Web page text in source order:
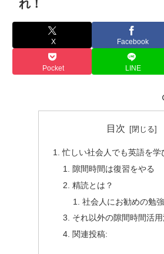
れ！
X Facebook
Pocket LINE
目次
忙しい社会人でも英語を学
隙間時間は復習をやる
精読とは？
社会人にお勧めの勉
それ以外の隙間時間活
関連投稿: